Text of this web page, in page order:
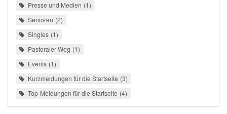
Presse und Medien 1
Senioren 2
Singles 1
Pastoraler Weg 1
Events 1
Kurzmeldungen für die Startseite 3
Top-Meldungen für die Startseite 4